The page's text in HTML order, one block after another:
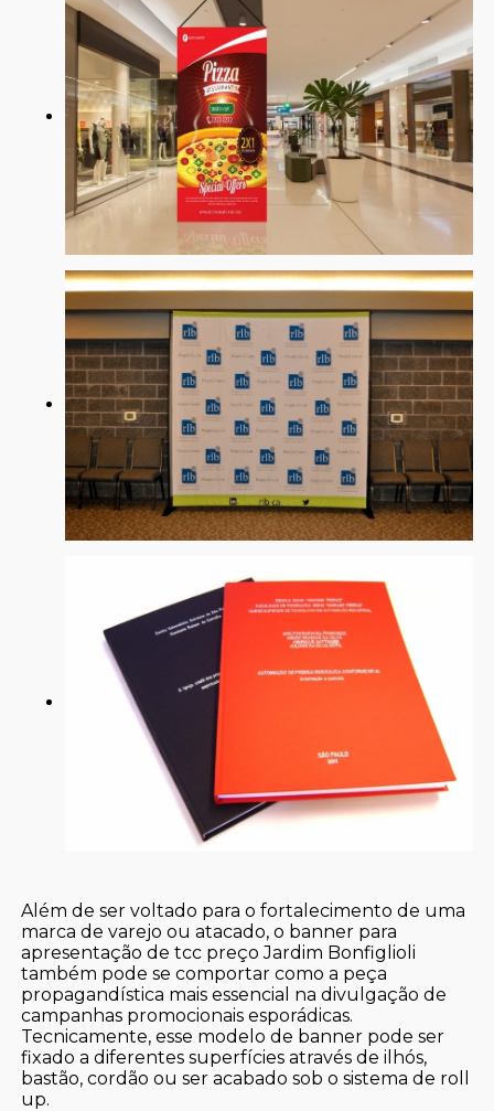
Além de ser voltado para o fortalecimento de uma
marca de varejo ou atacado, o banner para
apresentação de tcc preço Jardim Bonfiglioli
também pode se comportar como a peça
propagandística mais essencial na divulgação de
campanhas promocionais esporádicas.
Tecnicamente, esse modelo de banner pode ser
fixado a diferentes superfícies através de ilhós,
bastão, cordão ou ser acabado sob o sistema de roll
up.